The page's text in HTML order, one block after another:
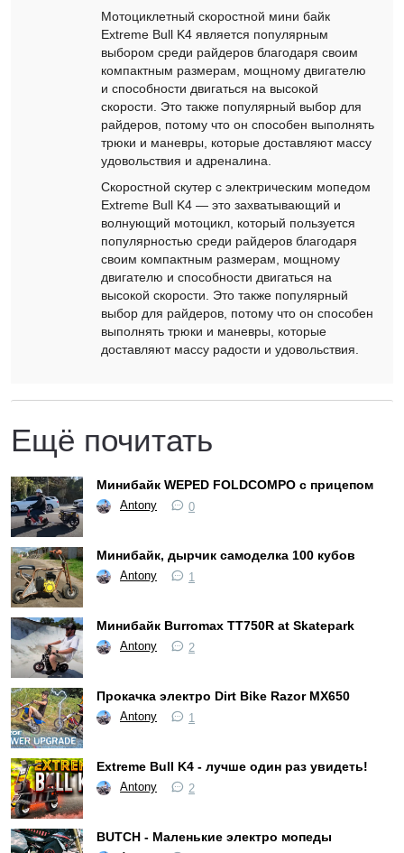
Мотоциклетный скоростной мини байк
Extreme Bull K4 является популярным
выбором среди райдеров благодаря своим
компактным размерам, мощному двигателю
и способности двигаться на высокой
скорости. Это также популярный выбор для
райдеров, потому что он способен выполнять
трюки и маневры, которые доставляют массу
удовольствия и адреналина.
Скоростной скутер с электрическим мопедом
Extreme Bull K4 — это захватывающий и
волнующий мотоцикл, который пользуется
популярностью среди райдеров благодаря
своим компактным размерам, мощному
двигателю и способности двигаться на
высокой скорости. Это также популярный
выбор для райдеров, потому что он способен
выполнять трюки и маневры, которые
доставляют массу радости и удовольствия.
Ещё почитать
Минибайк WEPED FOLDCOMPO с прицепом
Antony 0
Минибайк, дырчик самоделка 100 кубов
Antony 1
Минибайк Burromax TT750R at Skatepark
Antony 2
Прокачка электро Dirt Bike Razor MX650
Antony 1
Extreme Bull K4 - лучше один раз увидеть!
Antony 2
BUTCH - Маленькие электро мопеды